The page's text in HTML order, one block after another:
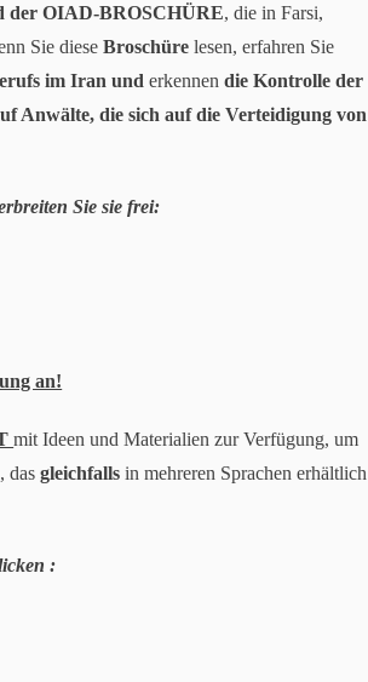
der OIAD-BROSCHÜRE, die in Farsi,
Sie dieseBroschürelesen, erfahren Sie
im Iran underkennendie Kontrolle der
Anwälte, die sich auf die Verteidigung von
Sie sie frei:
an!
mit Ideen und Materialien zur Verfügung, um
dasgleichfallsin mehreren Sprachen erhältlich
: